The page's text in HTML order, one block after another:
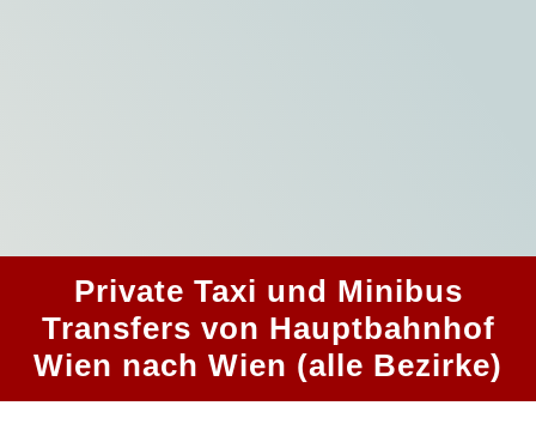
Private Taxi und Minibus
Transfers von Hauptbahnhof
Wien nach Wien (alle Bezirke)